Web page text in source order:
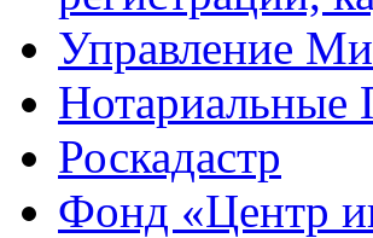
Управление
Нотариальные
Роскадастр
Фонд «Центр